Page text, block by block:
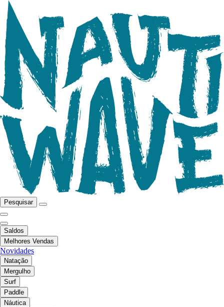
Pesquisar
Saldos
Melhores Vendas
Novidades
Natação
Mergulho
Surf
Paddle
Náutica